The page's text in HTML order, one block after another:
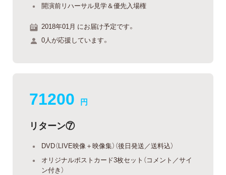
開演前リハーサル見学＆優先入場権
2018年01月 にお届け予定です。
0人が応援しています。
71200 円
リターン⑦
DVD（LIVE映像＋映像集）（後日発送／送料込）
オリジナルポストカード3枚セット（コメント／サイ
ン付き）